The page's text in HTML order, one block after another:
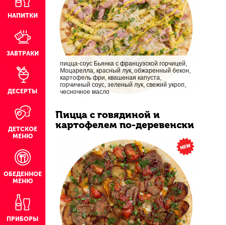
НАПИТКИ
ЗАВТРАКИ
ДЕСЕРТЫ
ДЕТСКОЕ
МЕНЮ
ОБЕДЕННОЕ
МЕНЮ
ПРИБОРЫ
пицца-соус Бьянка с французской горчицей,
Моцарелла, красный лук, обжаренный бекон,
картофель фри, квашеная капуста,
горчичный соус, зеленый лук, свежий укроп,
чесночное масло
Пицца с говядиной и
картофелем по-деревенски